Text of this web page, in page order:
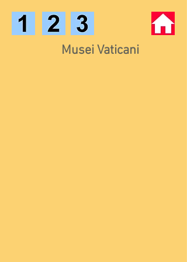
Musei Vaticani